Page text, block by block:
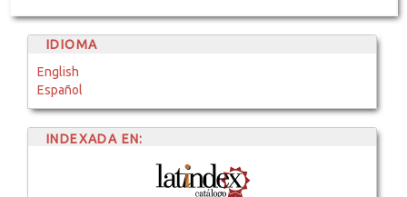
IDIOMA
English
Español
INDEXADA EN: